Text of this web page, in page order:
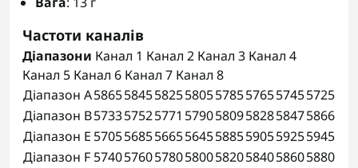
Частоти каналів
Діапазони Канал 1 Канал 2 Канал 3 Канал 4
Канал 5 Канал 6 Канал 7 Канал 8
Діапазон A58655845582558055785576557455725
Діапазон B573357525771 57905809582858475866
Діапазон E 57055685566556455885590559255945
Діапазон F 57405760578058005820584058605880